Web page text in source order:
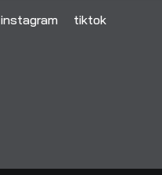
instagram tiktok